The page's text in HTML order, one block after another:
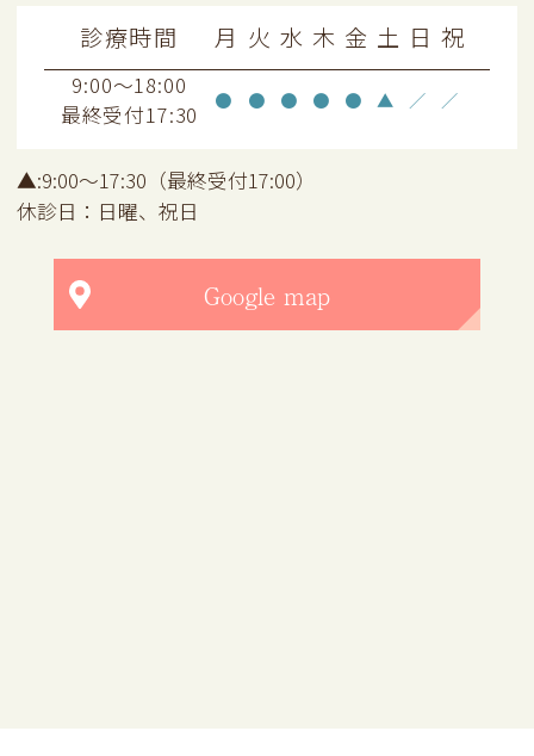
診療時間 月 火 水 木 金 土 日 祝
9:00～18:00
最終受付17:30
● ● ● ● ● ▲ ／ ／
▲:9:00～17:30（最終受付17:00）
休診日：日曜、祝日
Google map